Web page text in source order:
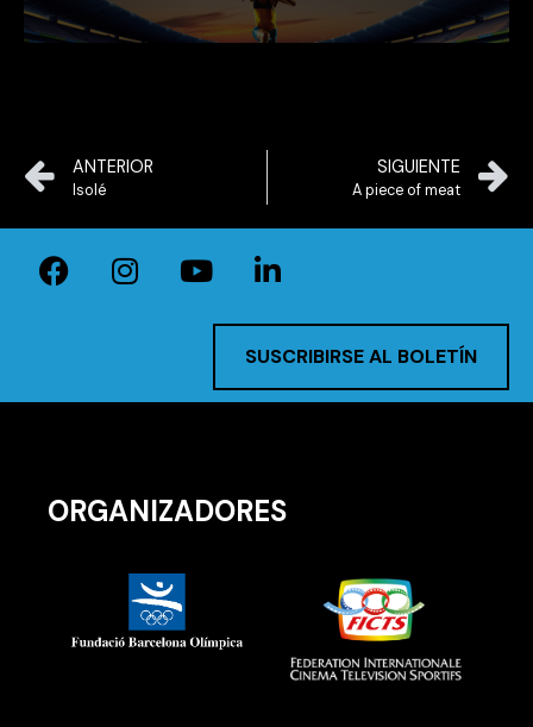
ANTERIOR
Isolé
SIGUIENTE
A piece of meat
SUSCRIBIRSE AL BOLETÍN
ORGANIZADORES